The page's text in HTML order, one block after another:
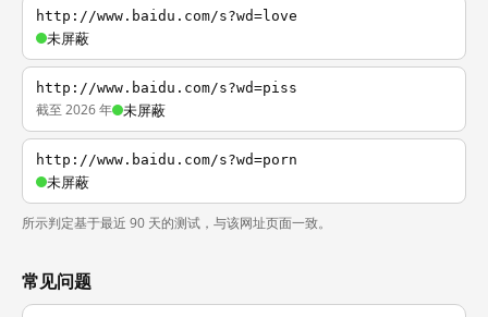
http://www.baidu.com/s?wd=love
未屏蔽
http://www.baidu.com/s?wd=piss
截至 2026 年 未屏蔽
http://www.baidu.com/s?wd=porn
未屏蔽
所示判定基于最近 90 天的测试，与该网址页面一致。
常见问题